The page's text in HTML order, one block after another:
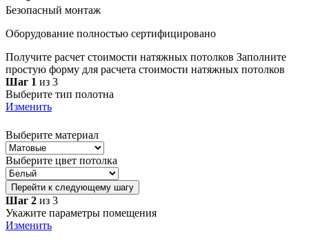
Безопасный монтаж
Оборудование полностью сертифицировано
Получите расчет стоимости натяжных потолков Заполните
простую форму для расчета стоимости натяжных потолков
Шаг 1 из 3
Выберите тип полотна
Изменить
Выберите материал
Выберите цвет потолка
Перейти к следующему шагу
Шаг 2 из 3
Укажите параметры помещения
Изменить